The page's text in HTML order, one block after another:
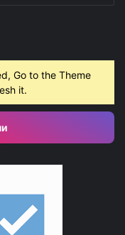
Go to the Theme
it.